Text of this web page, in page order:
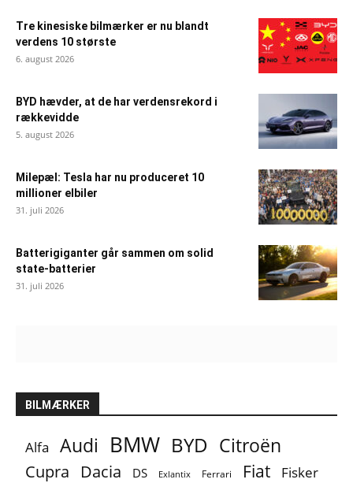
Tre kinesiske bilmærker er nu blandt
verdens 10 største
6. august 2026
BYD hævder, at de har verdensrekord i
rækkevidde
5. august 2026
Milepæl: Tesla har nu produceret 10
millioner elbiler
31. juli 2026
Batterigiganter går sammen om solid
state-batterier
31. juli 2026
BILMÆRKER
Alfa Audi BMW BYD Citroën
Cupra Dacia DS Exlantix Ferrari Fiat Fisker